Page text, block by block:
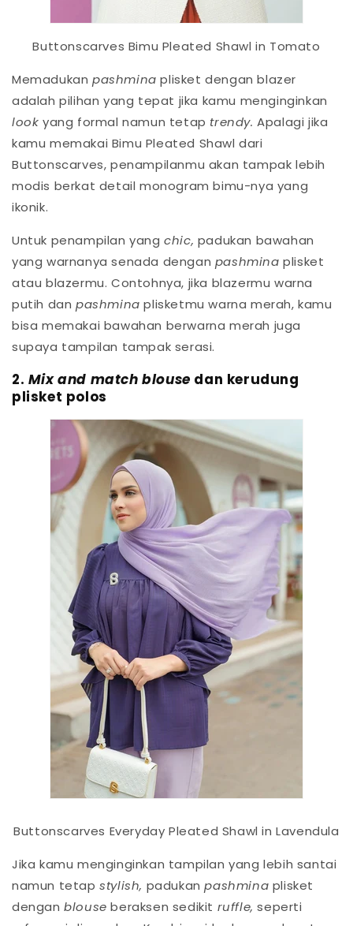
Buttonscarves Bimu Pleated Shawl in Tomato
Memadukan pashminaplisket dengan blazer
adalah pilihan yang tepat jika kamu menginginkan
look yang formal namun tetap trendy.Apalagi jika
kamu memakai Bimu Pleated Shawl dari
Buttonscarves, penampilanmu akan tampak lebih
modis berkat detail monogram bimu-nya yang
ikonik.
Untuk penampilan yangchic, padukan bawahan
yang warnanya senada dengan pashminaplisket
atau blazermu. Contohnya, jika blazermu warna
putih dan pashminaplisketmu warna merah, kamu
bisa memakai bawahan berwarna merah juga
supaya tampilan tampak serasi.
2. Mix and match blouse dan kerudung
plisket polos
Buttonscarves Everyday Pleated Shawl in Lavendula
Jika kamu menginginkan tampilan yang lebih santai
namun tetapstylish, padukanpashmina plisket
denganblouseberaksen sedikit ruffle,seperti